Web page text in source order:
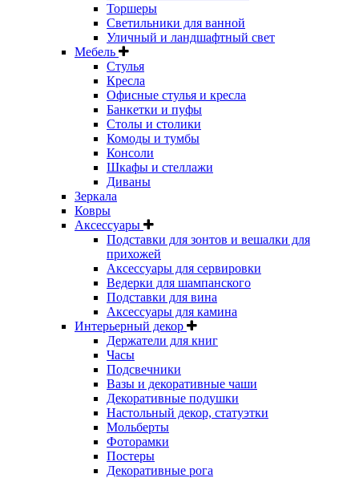
Торшеры
Светильники для ванной
Уличный и ландшафтный свет
Мебель
Стулья
Кресла
Офисные стулья и кресла
Банкетки и пуфы
Столы и столики
Комоды и тумбы
Консоли
Шкафы и стеллажи
Диваны
Зеркала
Ковры
Аксессуары
Подставки для зонтов и вешалки для
прихожей
Аксессуары для сервировки
Ведерки для шампанского
Подставки для вина
Аксессуары для камина
Интерьерный декор
Держатели для книг
Часы
Подсвечники
Вазы и декоративные чаши
Декоративные подушки
Настольный декор, статуэтки
Мольберты
Фоторамки
Постеры
Декоративные рога